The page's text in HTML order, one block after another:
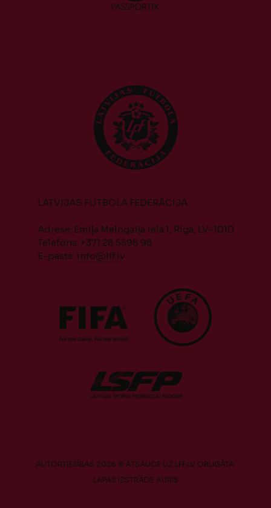
LATVIJAS FUTBOLA FEDERĀCIJA
Adrese: Emiļa Melngaiļa iela 1, Rīga, LV-1010
Telefons: +371 28 5598 98
E-pasts: info@lff.lv
AUTORTIESĪBAS 2026 © ATSAUCE UZ LFF.LV OBLIGĀTA.
LAPAS IZSTRĀDE AURIS